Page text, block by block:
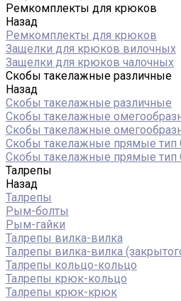
Ремкомплекты для крюков
Назад
Ремкомплекты для крюков
Защелки для крюков вилочных
Защелки для крюков чалочных
Скобы такелажные различные
Назад
Скобы такелажные различные
Скобы такелажные
Скобы такелажные
Скобы такелажные прямые тип
Скобы такелажные прямые тип
Талрепы
Назад
Талрепы
Рым-болты
Рым-гайки
Талрепы вилка-вилка
Талрепы вилка-вилка
Талрепы кольцо-кольцо
Талрепы крюк-кольцо
Талрепы крюк-крюк